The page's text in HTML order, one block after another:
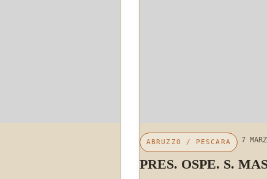
ABRUZZO / PESCARA 7
PRES. OSPE. S.